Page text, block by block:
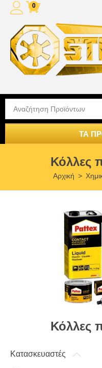
0
ΤΑ
Κόλλες
Αρχική >
Κόλλες
Κατασκευαστές